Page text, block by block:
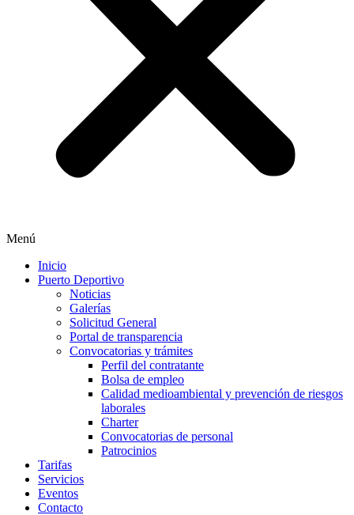
Menú
Inicio
Puerto Deportivo
Noticias
Galerías
Solicitud General
Portal de transparencia
Convocatorias y trámites
Perfil del contratante
Bolsa de empleo
Calidad medioambiental y prevención de riesgos
laborales
Charter
Convocatorias de personal
Patrocinios
Tarifas
Servicios
Eventos
Contacto